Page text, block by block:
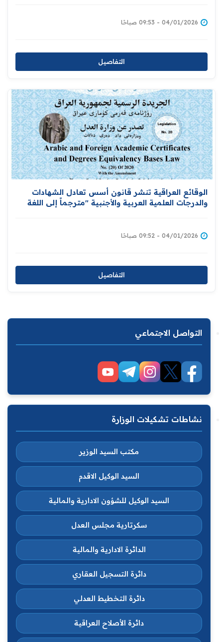
04/01/2026 - 09:53 صباحًا
التفاصيل
الوقائع العراقية تنشر قانون أسس تعادل الشهادات
والدرجات العلمية العربية والأجنبية "مترجماً إلى اللغة
04/01/2026 - 09:52 صباحًا
التفاصيل
التواصل الاجتماعي
نشاطات تشكيلات الوزارة
مكتب السيد الوزير
السيد الوكيل الاقدم
السيد الوكيل للشؤون الادارية والمالية
سكرتارية مجلس العدل
الدائرة الادارية والمالية
دائرة التسجيل العقاري
دائرة التخطيط العدلي
دائرة الأصلاح العراقية